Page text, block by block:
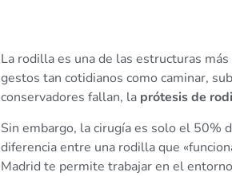
La rodilla es una de las estructuras
gestos tan cotidianos como caminar,
conservadores fallan, la prótesis de
Sin embargo, la cirugía es solo el 50%
diferencia entre una rodilla que
Madrid te permite trabajar en el